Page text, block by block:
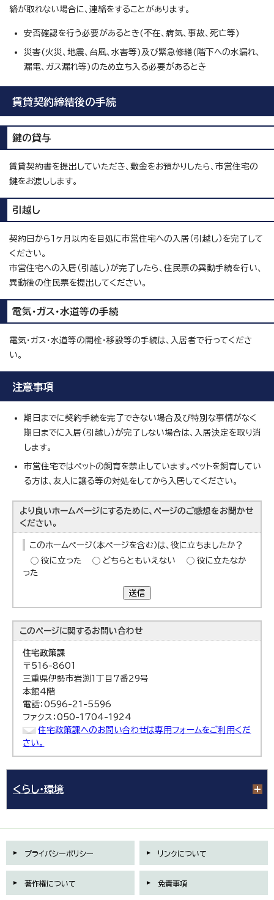
絡が取れない場合に、連絡をすることがあります。
安否確認を行う必要があるとき(不在、病気、事故、死亡等)
災害(火災、地震、台風、水害等)及び緊急修繕(階下への水漏れ、
漏電、ガス漏れ等)のため立ち入る必要があるとき
賃貸契約締結後の手続
鍵の貸与
賃貸契約書を提出していただき、敷金をお預かりしたら、市営住宅の
鍵をお渡しします。
引越し
契約日から1ヶ月以内を目処に市営住宅への入居（引越し）を完了して
ください。
市営住宅への入居（引越し）が完了したら、住民票の異動手続を行い、
異動後の住民票を提出してください。
電気・ガス・水道等の手続
電気・ガス・水道等の開栓・移設等の手続は、入居者で行ってくださ
い。
注意事項
期日までに契約手続を完了できない場合及び特別な事情がなく
期日までに入居（引越し）が完了しない場合は、入居決定を取り消
します。
市営住宅ではペットの飼育を禁止しています。ペットを飼育してい
る方は、友人に譲る等の対処をしてから入居してください。
より良いホームページにするために、ページのご感想をお聞かせ
ください。
このホームページ（本ページを含む）は、役に立ちましたか？
役に立った
どちらともいえない
役に立たなか
った
送信
このページに関するお問い合わせ
住宅政策課
〒516-8601
三重県伊勢市岩渕1丁目7番29号
本館4階
電話：0596-21-5596
ファクス：050-1704-1924
住宅政策課へのお問い合わせは専用フォームをご利用くだ
さい。
くらし・環境
プライバシーポリシー リンクについて
著作権について 免責事項